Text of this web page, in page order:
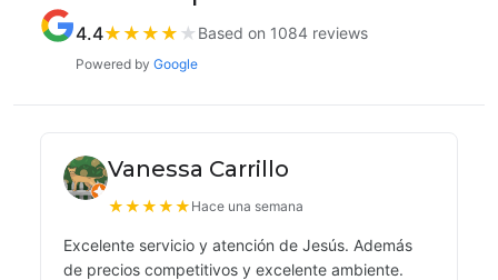
4.4★ ★ ★ ★ ★ Based on 1084 reviews
Powered by Google
Vanessa Carrillo
★★★★★ Hace una semana
Excelente servicio y atención de Jesús. Además
de precios competitivos y excelente ambiente.